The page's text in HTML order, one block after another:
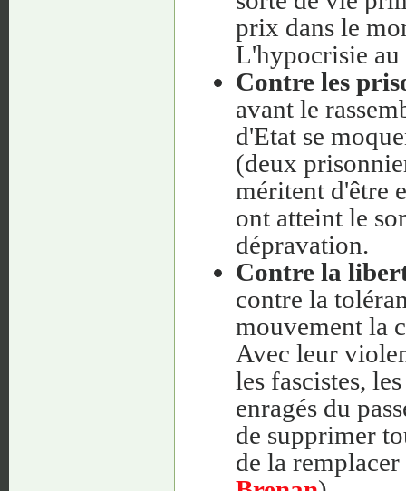
prix dans le
L'hypocrisie au
Contre les
avant le
d'Etat se
(deux
méritent d'être
ont atteint le
dépravation.
Contre la
contre la
mouvement la
Avec leur
les fascistes,
enragés du
de supprimer
de la